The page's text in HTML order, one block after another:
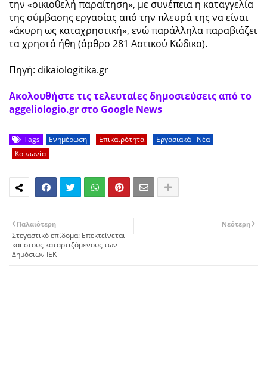
την «οικιοθελή παραίτηση», με συνέπεια η καταγγελία
της σύμβασης εργασίας από την πλευρά της να είναι
«άκυρη ως καταχρηστική», ενώ παράλληλα παραβιάζει
τα χρηστά ήθη (άρθρο 281 Αστικού Κώδικα).
Πηγή: dikaiologitika.gr
Ακολουθήστε τις τελευταίες δημοσιεύσεις από το
aggeliologio.gr στο Google News
Tags Ενημέρωση Επικαιρότητα
Εργασιακά - Νέα
Κοινωνία
Νεότερη
Παλαιότερη
Στεγαστικό επίδομα: Επεκτείνεται
και στους καταρτιζόμενους των
Δημόσιων ΙΕΚ